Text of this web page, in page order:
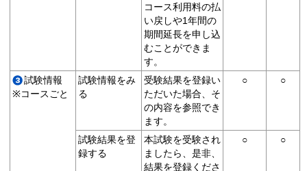
コース利用料の払
い戻しや1年間の
期間延長を申し込
むことができま
す。
試験情報
※コースごと
試験情報をみ
る
受験結果を登録い
ただいた場合、そ
の内容を参照でき
ます。
○ ○
試験結果を登
録する
本試験を受験され
ましたら、是非、
結果を登録くださ
○ ○